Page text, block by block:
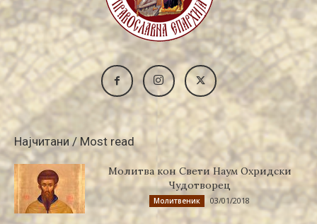
Најчитани / Most read
Молитва кон Свети Наум Охридски
Чудотворец
Молитвеник 03/01/2018